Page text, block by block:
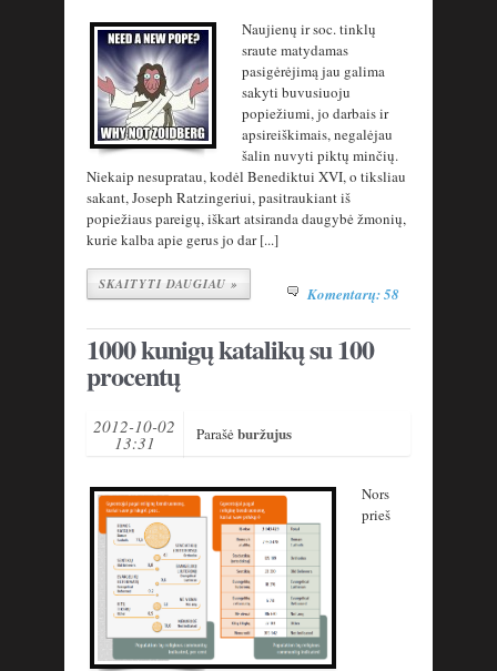
Naujienų ir soc. tinklų
sraute matydamas
pasigėrėjimą jau galima
sakyti buvusiuoju
popiežiumi, jo darbais ir
apsireiškimais, negalėjau
šalin nuvyti piktų minčių.
Niekaip nesupratau, kodėl Benediktui XVI, o tiksliau
sakant, Joseph Ratzingeriui, pasitraukiant iš
popiežiaus pareigų, iškart atsiranda daugybė žmonių,
kurie kalba apie gerus jo dar [...]
SKAITYTI DAUGIAU » Komentarų: 58
1000 kunigų katalikų su 100
procentų
2012-10-02
13:31 Parašėburžujus
Nors
prieš